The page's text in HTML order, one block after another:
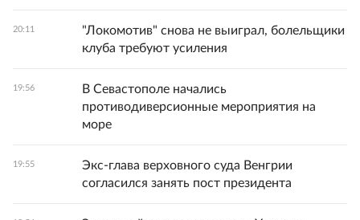
20:11
"Локомотив" снова не выиграл, болельщики
клуба требуют усиления
19:56
В Севастополе начались
противодиверсионные мероприятия на
море
19:55
Экс-глава верховного суда Венгрии
согласился занять пост президента